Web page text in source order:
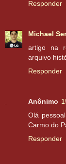
Responder
Michael
artigo na
arquivo
Responder
Anônimo
Olá
Carmo do
Responder